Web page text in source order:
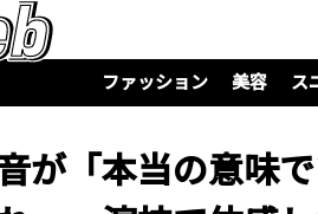
ファッション
美容 ス
が「本当の意味